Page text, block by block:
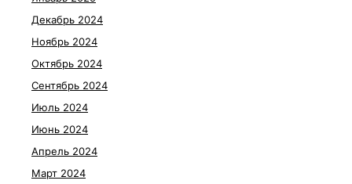
Декабрь 2024
Ноябрь 2024
Октябрь 2024
Сентябрь 2024
Июль 2024
Июнь 2024
Апрель 2024
Март 2024